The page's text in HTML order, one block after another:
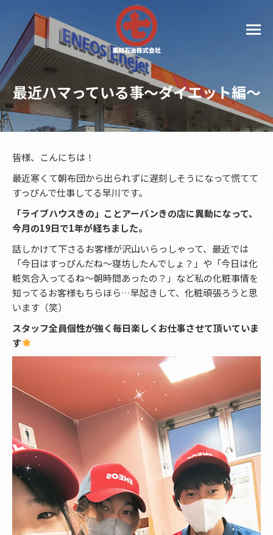
最近ハマっている事～ダイエット編～
皆様、こんにちは！
最近寒くて朝布団から出られずに遅刻しそうになって慌てて
すっぴんで仕事してる早川です。
「ライブハウスきの」ことアーバンきの店に異動になって、
今月の19日で1年が経ちました。
話しかけて下さるお客様が沢山いらっしゃって、最近では
「今日はすっぴんだね～寝坊したんでしょ？」や「今日は化
粧気合入ってるね～朝時間あったの？」など私の化粧事情を
知ってるお客様もちらほら…早起きして、化粧頑張ろうと思
います（笑）
スタッフ全員個性が強く毎日楽しくお仕事させて頂いていま
す